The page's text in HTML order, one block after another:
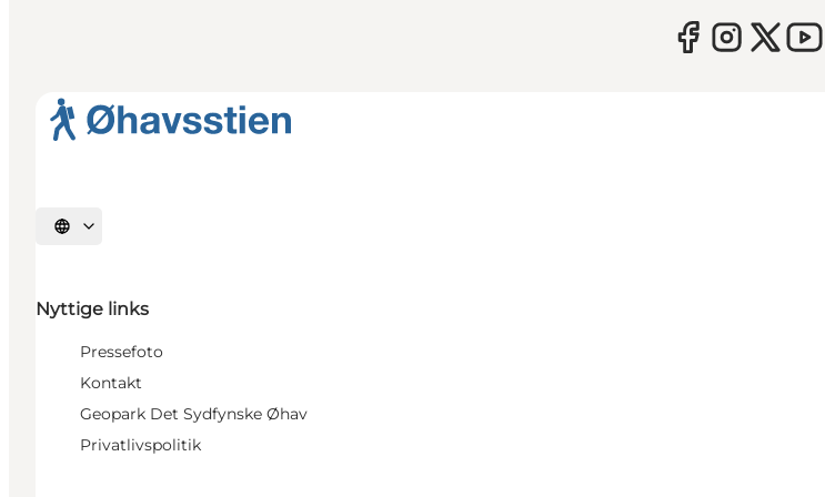
Vælg sprog
Nyttige links
Pressefoto
Kontakt
Geopark Det Sydfynske Øhav
Privatlivspolitik